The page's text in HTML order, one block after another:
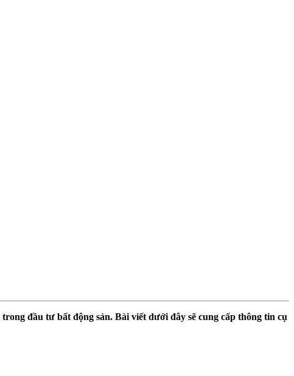
đầu tư bất động sản. Bài viết dưới đây sẽ cung cấp thông tin cụ